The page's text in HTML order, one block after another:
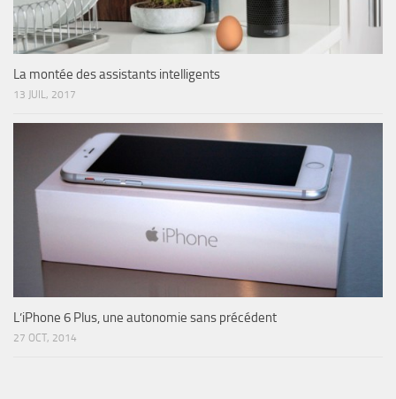
La montée des assistants intelligents
13 JUIL, 2017
L’iPhone 6 Plus, une autonomie sans précédent
27 OCT, 2014